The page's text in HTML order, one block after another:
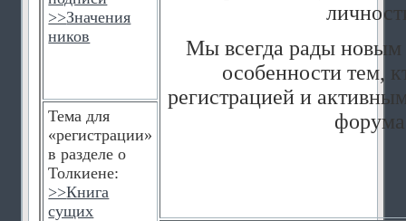
>>Значения
ников
Мы всегда рады новым
особенности тем,
регистрацией и
Тема для
«регистрации»
в разделе о
Толкиене:
>>Книга
сущих